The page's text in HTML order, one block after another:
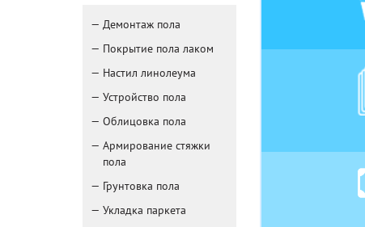
Демонтаж пола
Покрытие пола лаком
Настил линолеума
Устройство пола
Облицовка пола
Армирование стяжки
пола
Грунтовка пола
Укладка паркета